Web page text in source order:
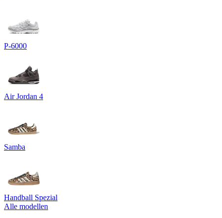
P-6000
Air Jordan 4
Samba
Handball Spezial
Alle modellen